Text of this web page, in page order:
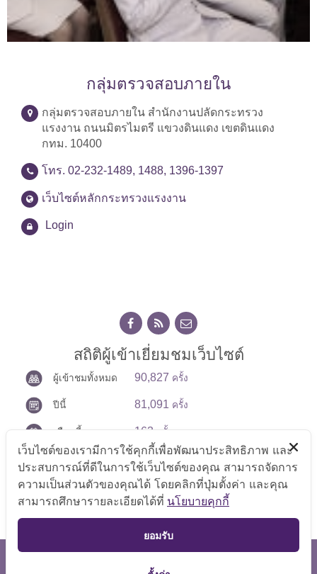
กลุ่มตรวจสอบภายใน
กลุ่มตรวจสอบภายใน สำนักงานปลัดกระทรวง
แรงงาน ถนนมิตรไมตรี แขวงดินแดง เขตดินแดง
กทม. 10400
โทร. 02-232-1489, 1488, 1396-1397
เว็บไซต์หลักกระทรวงแรงงาน
Login
สถิติผู้เข้าเยี่ยมชมเว็บไซต์
ผู้เข้าชมทั้งหมด 90,827 ครั้ง
ปีนี้ 81,091 ครั้ง
เดือนนี้ 163 ครั้ง
14ครั้ง
TOP
เว็บไซต์ของเรามีการใช้คุกกี้เพื่อพัฒนาประสิทธิภาพ และ
ประสบการณ์ที่ดีในการใช้เว็บไซต์ของคุณ สามารถจัดการ
ความเป็นส่วนตัวของคุณได้ โดยคลิกที่ปุ่มตั้งค่า และคุณ
สามารถศึกษารายละเอียดได้ที่ นโยบายคุกกี้
ยอมรับ